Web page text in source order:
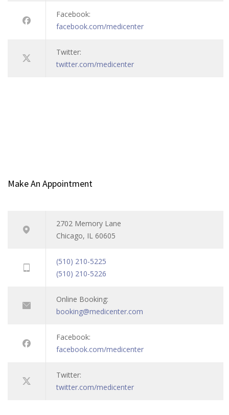
Facebook:
facebook.com/medicenter
Twitter:
twitter.com/medicenter
Make An Appointment
2702 Memory Lane
Chicago, IL 60605
(510) 210-5225
(510) 210-5226
Online Booking:
booking@medicenter.com
Facebook:
facebook.com/medicenter
Twitter:
twitter.com/medicenter